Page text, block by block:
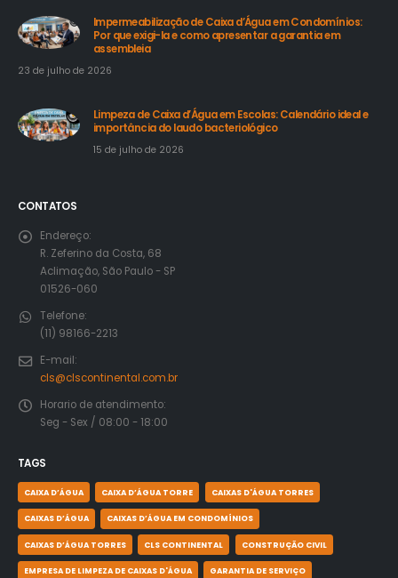
Impermeabilização de Caixa d’Água em Condomínios:
Por que exigi-la e como apresentar a garantia em
assembleia
23 de julho de 2026
Limpeza de Caixa d’Água em Escolas: Calendário ideal e
importância do laudo bacteriológico
15 de julho de 2026
CONTATOS
Endereço:
R. Zeferino da Costa, 68
Aclimação, São Paulo - SP
01526-060
Telefone:
(11) 98166-2213
E-mail:
cls@clscontinental.com.br
Horario de atendimento:
Seg - Sex / 08:00 - 18:00
TAGS
CAIXA D’ÁGUA CAIXA D’ÁGUA TORRE CAIXAS D'ÁGUA TORRES
CAIXAS D’ÁGUA CAIXAS D’ÁGUA EM CONDOMÍNIOS
CAIXAS D’ÁGUA TORRES CLS CONTINENTAL CONSTRUÇÃO CIVIL
EMPRESA DE LIMPEZA DE CAIXAS D'ÁGUA GARANTIA DE SERVIÇO